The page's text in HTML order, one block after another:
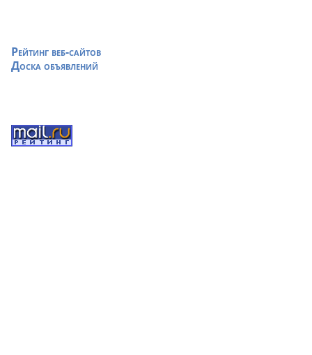
Рейтинг веб-сайтов
Доска объявлений